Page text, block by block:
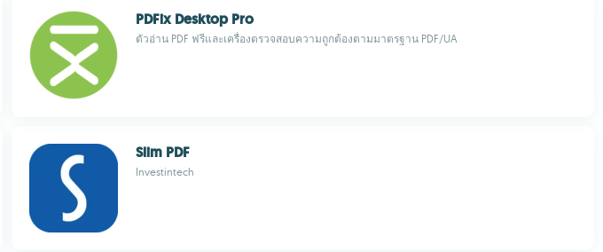
PDFix Desktop Pro
ตัวอ่าน PDF ฟรีและเครื่องตรวจสอบความถูกต้องตามมาตรฐาน PDF/UA
Slim PDF
Investintech